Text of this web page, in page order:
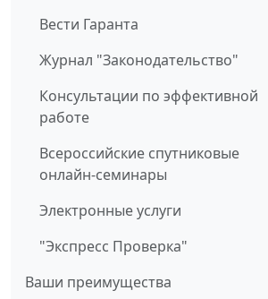
Вести Гаранта
Журнал "Законодательство"
Консультации по эффективной
работе
Всероссийские спутниковые
онлайн-семинары
Электронные услуги
"Экспресс Проверка"
Ваши преимущества